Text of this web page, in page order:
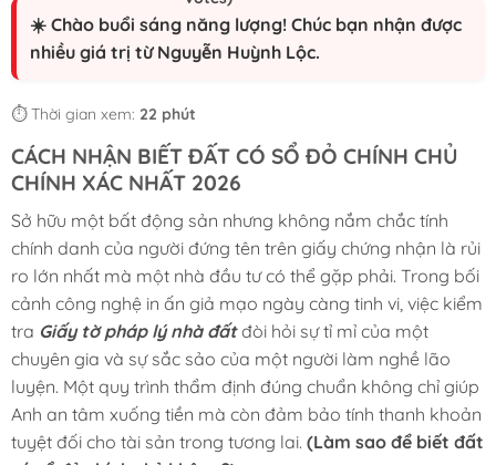
☀️ Chào buổi sáng năng lượng! Chúc bạn nhận được
nhiều giá trị từ Nguyễn Huỳnh Lộc.
⏱️ Thời gian xem: 22 phút
CÁCH NHẬN BIẾT ĐẤT CÓ SỔ ĐỎ CHÍNH CHỦ
CHÍNH XÁC NHẤT 2026
Sở hữu một bất động sản nhưng không nắm chắc tính
chính danh của người đứng tên trên giấy chứng nhận là rủi
ro lớn nhất mà một nhà đầu tư có thể gặp phải. Trong bối
cảnh công nghệ in ấn giả mạo ngày càng tinh vi, việc kiểm
tra Giấy tờ pháp lý nhà đấtđòi hỏi sự tỉ mỉ của một
chuyên gia và sự sắc sảo của một người làm nghề lão
luyện. Một quy trình thẩm định đúng chuẩn không chỉ giúp
Anh an tâm xuống tiền mà còn đảm bảo tính thanh khoản
tuyệt đối cho tài sản trong tương lai. (Làm sao để biết đất